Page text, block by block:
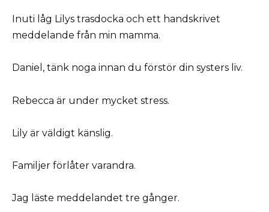
Inuti låg Lilys trasdocka och ett handskrivet
meddelande från min mamma.
Daniel, tänk noga innan du förstör din systers liv.
Rebecca är under mycket stress.
Lily är väldigt känslig.
Familjer förlåter varandra.
Jag läste meddelandet tre gånger.